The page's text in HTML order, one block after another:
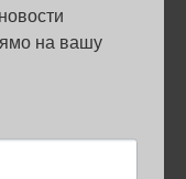
на вашу